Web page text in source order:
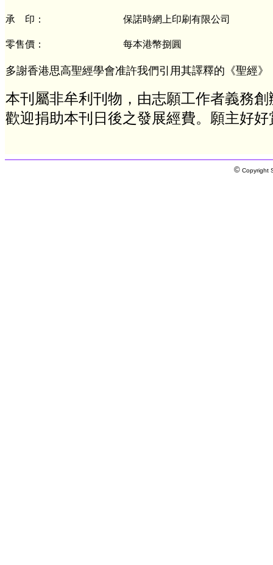
承 印： 保諾時網上印刷有限公司
零售價： 每本港幣捌圓
多謝香港思高聖經學會准許我們引用其譯釋的《聖經》
本刊屬非牟利刊物，由志願工作者義務創
歡迎捐助本刊日後之發展經費。願主好
© Copyright